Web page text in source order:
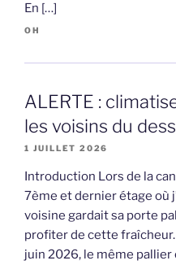
En […]
OH
ALERTE :
les voisins du
1 JUILLET 2026
Introduction Lors de la
7ème et dernier étage où
voisine gardait sa porte
profiter de cette
juin 2026, le même pallier